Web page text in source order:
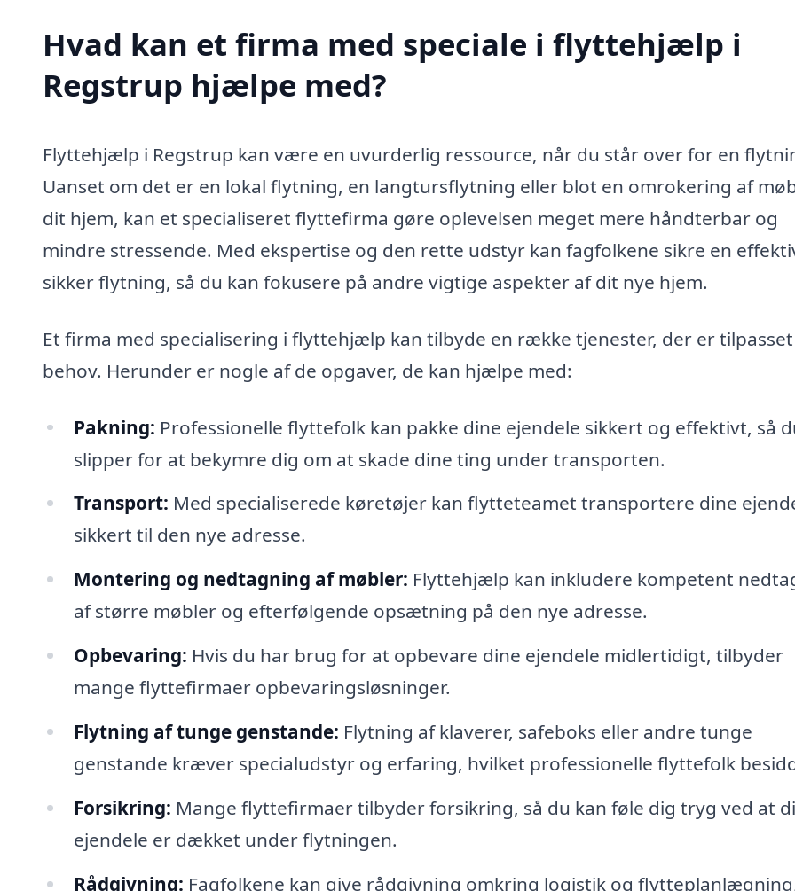
Hvad kan et firma med speciale i flyttehjælp i
Regstrup hjælpe med?
Flyttehjælp i Regstrup kan være en uvurderlig ressource, når du står over for en
Uanset om det er en lokal flytning, en langtursflytning eller blot en omrokering af
dit hjem, kan et specialiseret flyttefirma gøre oplevelsen meget mere håndterbar og
mindre stressende. Med ekspertise og den rette udstyr kan fagfolkene sikre en
sikker flytning, så du kan fokusere på andre vigtige aspekter af dit nye hjem.
Et firma med specialisering i flyttehjælp kan tilbyde en række tjenester, der er
behov. Herunder er nogle af de opgaver, de kan hjælpe med:
Pakning: Professionelle flyttefolk kan pakke dine ejendele sikkert og effektivt, så
slipper for at bekymre dig om at skade dine ting under transporten.
Transport: Med specialiserede køretøjer kan flytteteamet transportere dine
sikkert til den nye adresse.
Montering og nedtagning af møbler: Flyttehjælp kan inkludere kompetent
af større møbler og efterfølgende opsætning på den nye adresse.
Opbevaring: Hvis du har brug for at opbevare dine ejendele midlertidigt, tilbyder
mange flyttefirmaer opbevaringsløsninger.
Flytning af tunge genstande: Flytning af klaverer, safeboks eller andre tunge
genstande kræver specialudstyr og erfaring, hvilket professionelle flyttefolk
Forsikring: Mange flyttefirmaer tilbyder forsikring, så du kan føle dig tryg ved at
ejendele er dækket under flytningen.
Rådgivning: Fagfolkene kan give rådgivning omkring logistik og